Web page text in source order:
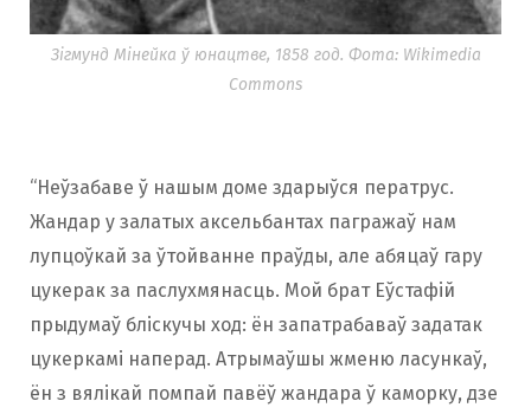
Зігмунд Мінейка ў юнацтве, 1858 год. Фота: Wikimedia
Commons
“Неўзабаве ў нашым доме здарыўся ператрус.
Жандар у залатых аксельбантах пагражаў нам
лупцоўкай за ўтойванне праўды, але абяцаў гару
цукерак за паслухмянасць. Мой брат Еўстафій
прыдумаў бліскучы ход: ён запатрабаваў задатак
цукеркамі наперад. Атрымаўшы жменю ласункаў,
ён з вялікай помпай павёў жандара ў каморку, дзе